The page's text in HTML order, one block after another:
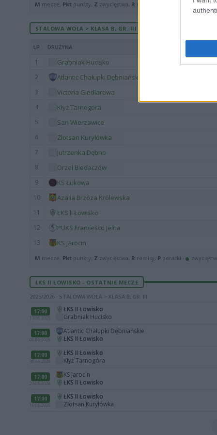
M mecze, Pkt punkty, Z zwycięstwa, R remisy,
STALOWA WOLA > KLASA B, GR. III - MECZE ROZEGRANE NA
LP DRUŻYNA
1 Grabniak Hucisko
2 Atlantic Chałupki Dębniańskie
3 Victoria Giedlarowa
4 Kłyż Tarnogóra
5 San Wierzawice
6 Złotsan Kuryłówka
7 Jutrzenka Dębno
8 Orzeł Biedaczów
9 KS Łukowa
10 Azalia Brzóza Królewska
11 ŁKS II Łowisko
12 PUKS Francesco Jelna
13 KS Jarocin
M mecze, Pkt punkty, Z zwycięstwa, R remisy, P porażki ·
ŁKS II ŁOWISKO - OSTATNIE MECZE
2025/2026 · STALOWA WOLA > KLASA B, GR. III
17:00
13.06.2026
ŁKS II Łowisko
Grabniak Hucisko
17:00
06.06.2026
Atlantic Chałupki Dębniańskie
ŁKS II Łowisko
17:00
30.05.2026
ŁKS II Łowisko
Kłyż Tarnogóra
17:00
23.05.2026
KS Jarocin
ŁKS II Łowisko
17:00
16.05.2026
ŁKS II Łowisko
Złotsan Kuryłówka